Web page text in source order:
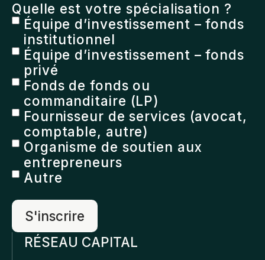
Quelle est votre spécialisation ?
Équipe d’investissement – fonds
institutionnel
Équipe d’investissement – fonds
privé
Fonds de fonds ou
commanditaire (LP)
Fournisseur de services (avocat,
comptable, autre)
Organisme de soutien aux
entrepreneurs
Autre
RÉSEAU CAPITAL